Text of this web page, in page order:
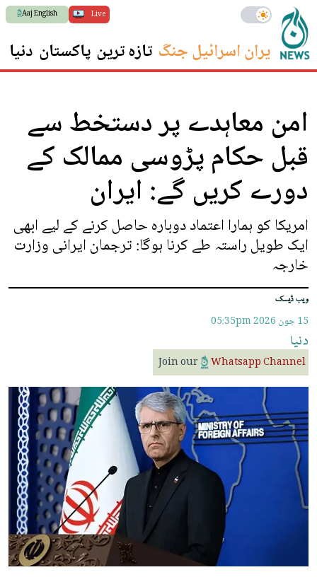
Live
Aaj English
ایران اسرائیل جنگ تازہ ترین پاکستان دنیا
امن معاہدے پر دستخط سے
قبل حکام پڑوسی ممالک کے
دورے کریں گے: ایران
امریکا کو ہمارا اعتماد دوبارہ حاصل کرنے کے لیے ابھی
ایک طویل راستہ طے کرنا ہوگا: ترجمان ایرانی وزارت
خارجہ
ویب ڈیسک
15 جون 2026 05:35pm
دنیا
Join our Whatsapp Channel